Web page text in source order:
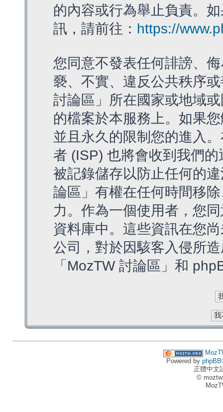
的內容或行為舉止負責。
訊，請前往： https://
您同意不發表任何誹謗、
褻、不實、違反公共秩序
討論區」所在國家或地域
的檔案於本服務上。如果
並且永久的限制您的進入
者 (ISP) 也將會收到我們
被記錄儲存以防止任何的
論區」有權在任何時間移
力。作為一個使用者，您
資料庫中。這些資訊在您
公司，對於因駭客入侵所
「MozTW 討論區」和
Powered by phpBB
正體中文
©